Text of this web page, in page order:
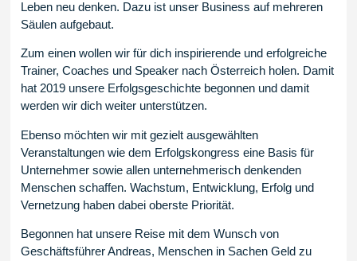
Leben neu denken. Dazu ist unser Business auf mehreren
Säulen aufgebaut.
Zum einen wollen wir für dich inspirierende und erfolgreiche
Trainer, Coaches und Speaker nach Österreich holen. Damit
hat 2019 unsere Erfolgsgeschichte begonnen und damit
werden wir dich weiter unterstützen.
Ebenso möchten wir mit gezielt ausgewählten
Veranstaltungen wie dem Erfolgskongress eine Basis für
Unternehmer sowie allen unternehmerisch denkenden
Menschen schaffen. Wachstum, Entwicklung, Erfolg und
Vernetzung haben dabei oberste Priorität.
Begonnen hat unsere Reise mit dem Wunsch von
Geschäftsführer Andreas, Menschen in Sachen Geld zu